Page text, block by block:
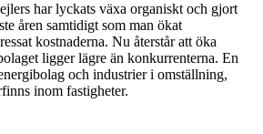
har lyckats växa organiskt och gjort
åren samtidigt som man ökat
kostnaderna. Nu återstår att öka
ligger lägre än konkurrenterna. En
och industrier i omställning,
inom fastigheter.